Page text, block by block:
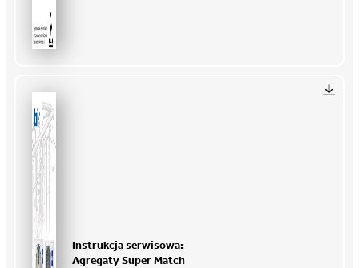
Instrukcja serwisowa:
Agregaty Super Match